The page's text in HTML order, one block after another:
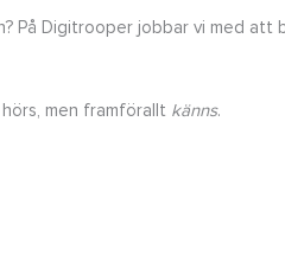
Digitrooper jobbar vi med att
men framförallt känns.